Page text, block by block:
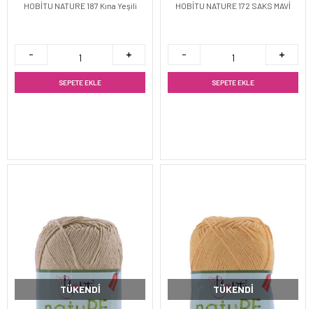
HOBİTU NATURE 187 Kına Yeşili
SEPETE EKLE
HOBİTU NATURE 172 SAKS MAVİ
SEPETE EKLE
TÜKENDI TÜKENDI